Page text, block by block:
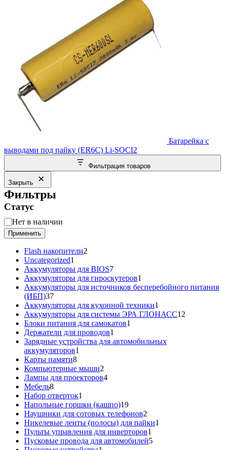
Батарейка с
выводами под пайку (ER6C) Li-SOCI2
Фильтрация товаров
Закрыть
Фильтры
Статус
Статус
Нет в наличии
Применить
Flash накопители2
Uncategorized1
товар
Аккумуляторы для BIOS77
товаров
Аккумуляторы для гироскутеров1
товар
Аккумуляторы для источников бесперебойного питания
(ИБП)3737
товаров
Аккумуляторы для кухонной техники1
товар
Аккумуляторы для системы ЭРА ГЛОНАСС12
Блоки питания для самокатов1
Держатели для проводов1
товар
Зарядные устройства для автомобильных
аккумуляторов1
Карты памяти88
товаров
Компьютерные мыши2
товара
Лампы для проекторов44
Мебель88
товаров
Набор отверток1
товар
Напольные горшки (кашпо)1919
товаров
Наушники для сотовых телефонов2
товара
Никелевые ленты (полосы) для пайки1
Пульты управления для инверторов1
товар
Пусковые провода для автомобилей55